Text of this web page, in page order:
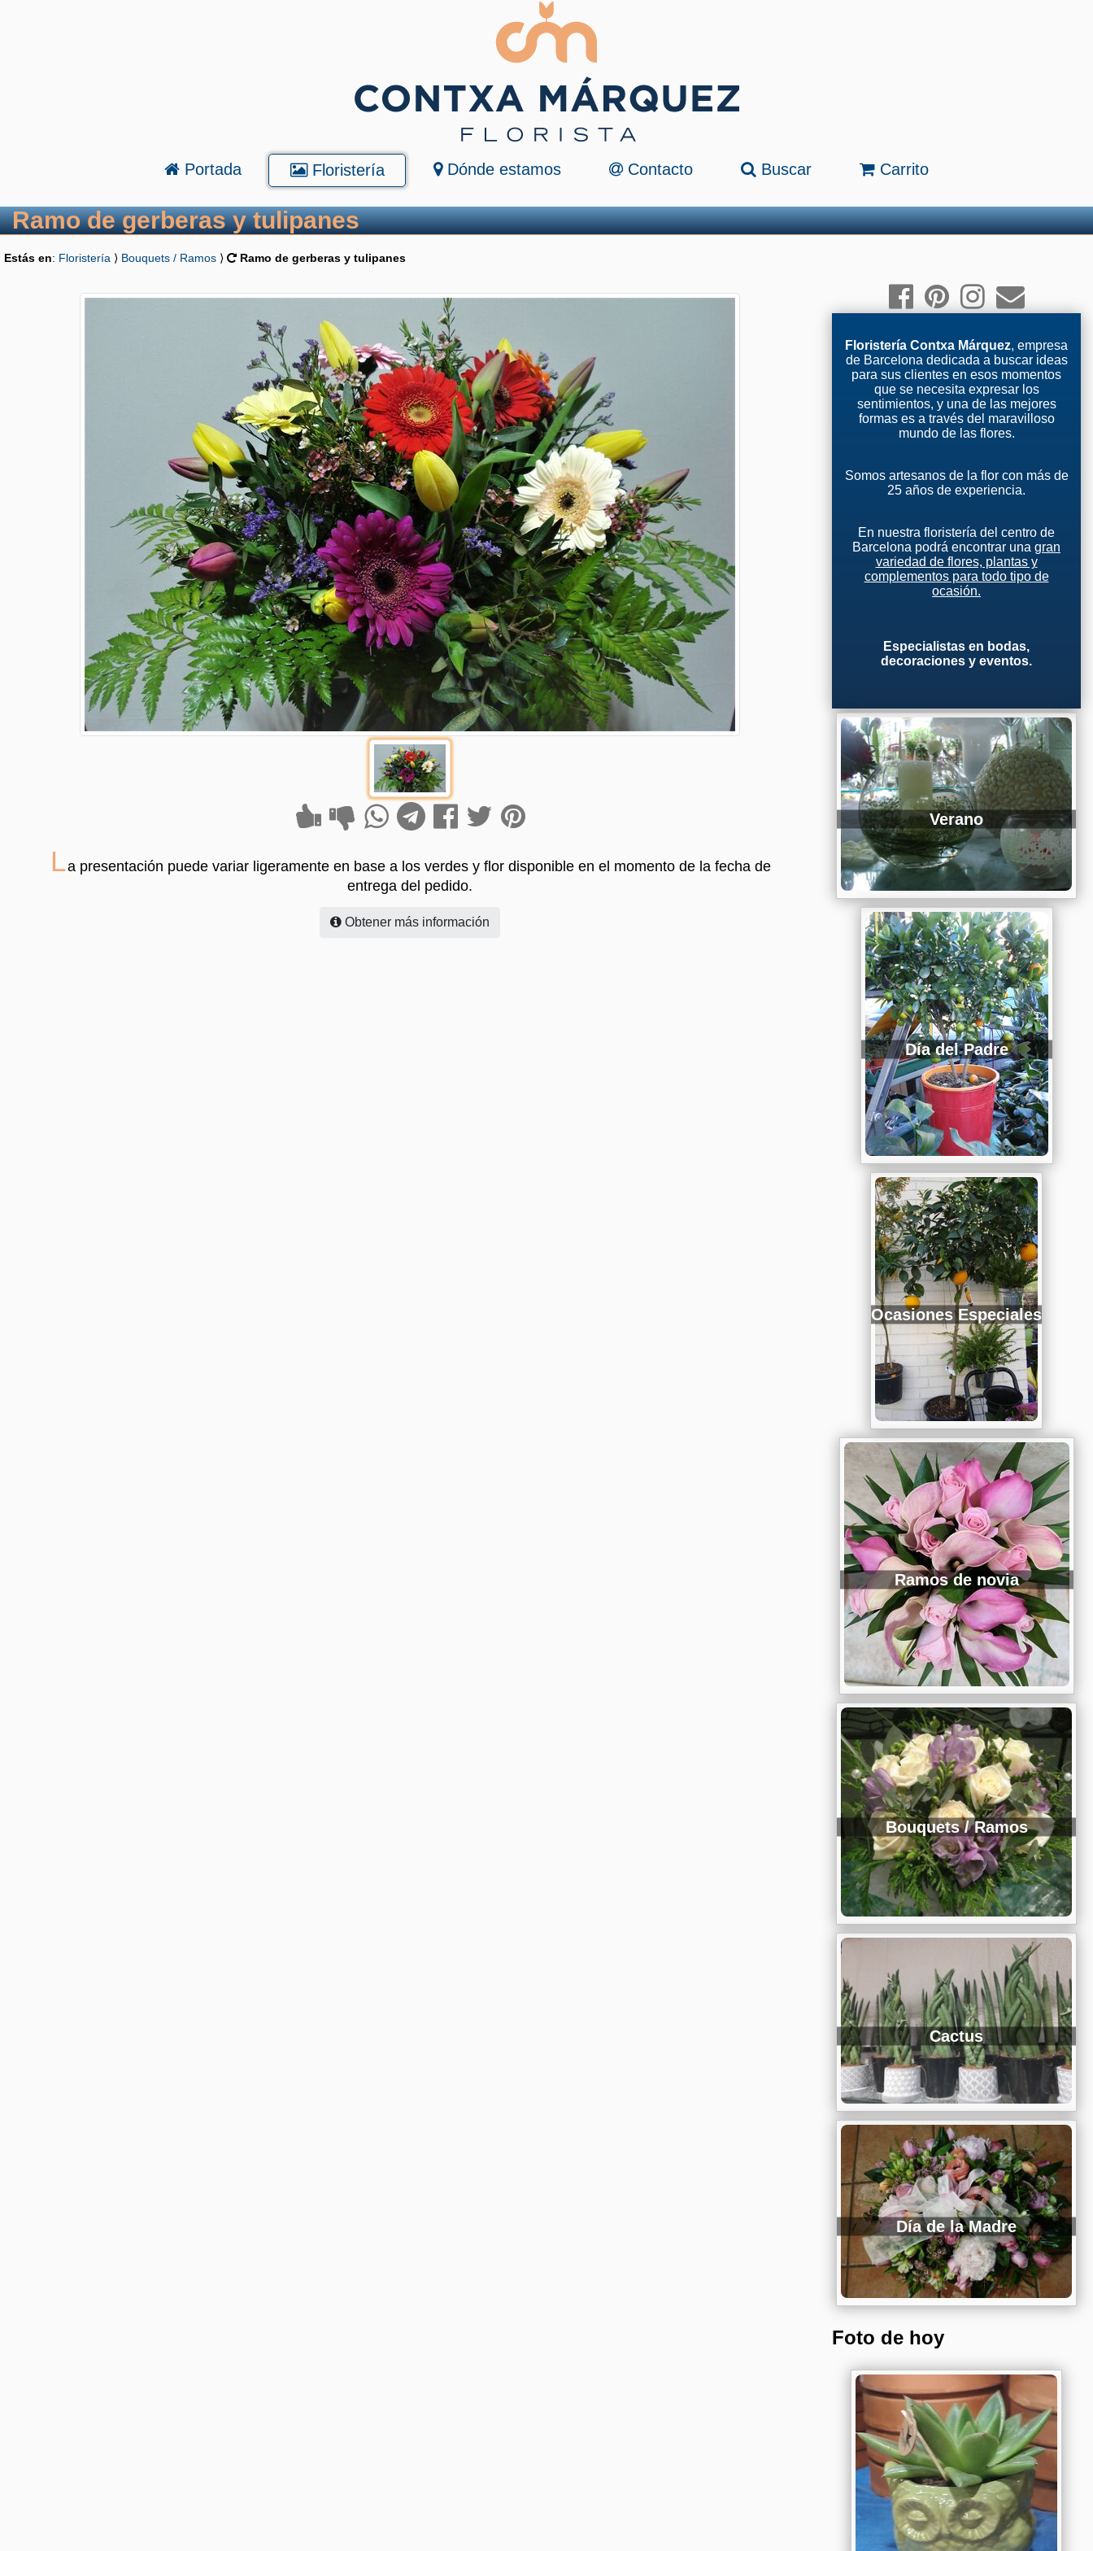
Portada Floristería Dónde estamos Contacto Buscar Carrito
Ramo de gerberas y tulipanes
Estás en: Floristería ⟩ Bouquets / Ramos ⟩ Ramo de gerberas y tulipanes
La presentación puede variar ligeramente en base a los verdes y flor disponible en el momento de la fecha de
entrega del pedido.
Obtener más información
Floristería Contxa Márquez, empresa
de Barcelona dedicada a buscar ideas
para sus clientes en esos momentos
que se necesita expresar los
sentimientos, y una de las mejores
formas es a través del maravilloso
mundo de las flores.
Somos artesanos de la flor con más de
25 años de experiencia.
En nuestra floristería del centro de
Barcelona podrá encontrar una gran
variedad de flores, plantas y
complementos para todo tipo de
ocasión.
Especialistas en bodas,
decoraciones y eventos.
Verano
Día del Padre
Ocasiones Especiales
Ramos de novia
Bouquets / Ramos
Cactus
Día de la Madre
Foto de hoy